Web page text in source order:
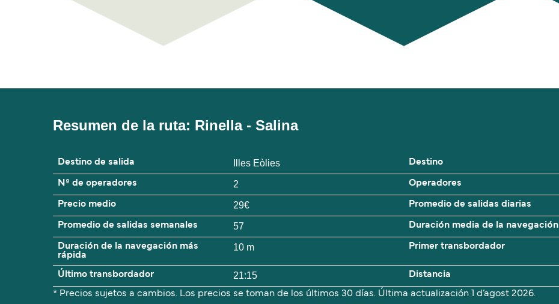
Resumen de la ruta: Rinella - Salina
Destino de salida Illes Eòlies Destino
Nº de operadores 2 Operadores
Precio medio 29€ Promedio de salidas diarias
Promedio de salidas semanales 57 Duración media de la navegación
Duración de la navegación más
rápida
10 m Primer transbordador
Último transbordador 21:15 Distancia
* Precios sujetos a cambios. Los precios se toman de los últimos 30 días. Última actualización 1 d’agost 2026.